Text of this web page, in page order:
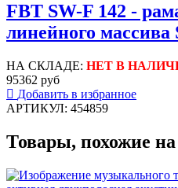
FBT SW-F 142 -
линейного
НА СКЛАДЕ: НЕТ В
95362 руб
Добавить в избранное
АРТИКУЛ: 454859
Товары, похожие на